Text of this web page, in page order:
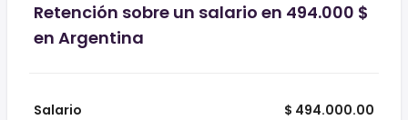
Retención sobre un salario en 494.000 $
en Argentina
Salario
$ 494.000.00